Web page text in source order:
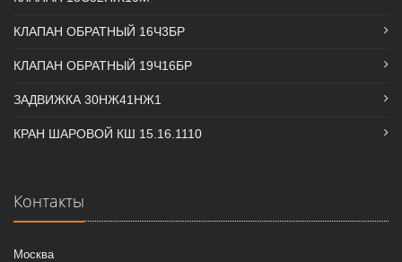
КЛАПАН ОБРАТНЫЙ 16Ч3БР
КЛАПАН ОБРАТНЫЙ 19Ч16БР
ЗАДВИЖКА 30НЖ41НЖ1
КРАН ШАРОВОЙ КШ 15.16.1110
Контакты
Москва